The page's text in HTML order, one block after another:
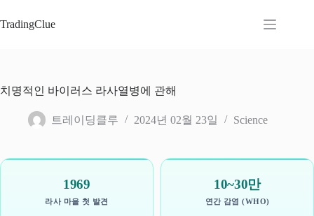
문
뛰
TradingClue
치명적인 바이러스 라사열병에 관해
트레이딩클루 2024년 02월 23일 Science
1969
라사 마을 첫 발견
10~30만
연간 감염 (WHO)